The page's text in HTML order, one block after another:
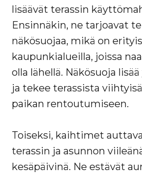
lisäävät terassin
Ensinnäkin, ne tarjoavat
näkösuojaa, mikä on
kaupunkialueilla, joissa
olla lähellä. Näkösuoja
ja tekee terassista
paikan rentoutumiseen.
Toiseksi, kaihtimet
terassin ja asunnon
kesäpäivinä. Ne estävät